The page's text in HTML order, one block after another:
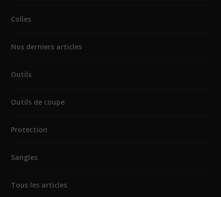
Colles
Nos derniers articles
Outils
Outils de coupe
Protection
Sangles
Tous les articles